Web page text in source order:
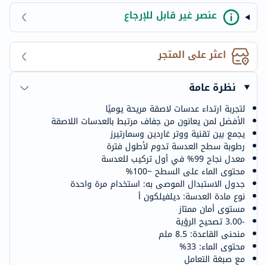
عنصر غير قابل للإرجاع
اعثر على المتجر
نظرة عامة
لتجربة ارتداء عدسات لاصقة مريحة يوميًا
الأفضل لمن يعانون من جفاف مرتبط بالعدسات اللاصقة
يجمع بين تقنية ووتر غاردين وسمارتيرز
رطوبة سطح العدسة تدوم لأطول فترة
معدل نجاح 99% في أول تركيب للعدسة
محتوى الماء على السطح ~100%
جدول الاستبدال الموصى به: استخدام مرة واحدة
نوع مادة العدسة: ديلفيلكون أ
مستوى أمان ممتاز
-3.00 تصحيح الرؤية
منحنى القاعدة: 8.5 ملم
محتوى الماء: 33%
مع صبغة التعامل